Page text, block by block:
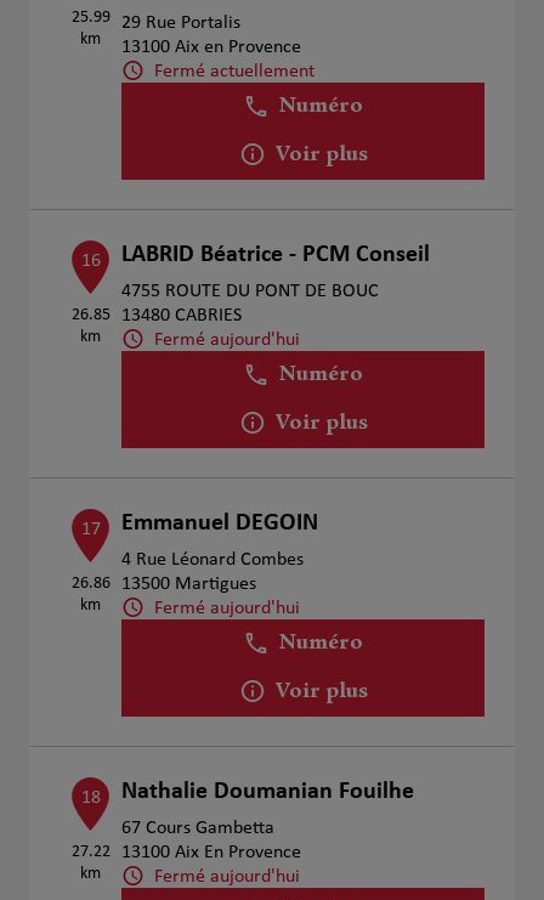
25.99
km
29 Rue Portalis
13100 Aix en Provence
Fermé actuellement
Numéro
Voir plus
16
26.85
km
LABRID Béatrice - PCM Conseil
4755 ROUTE DU PONT DE BOUC
13480 CABRIES
Fermé aujourd'hui
Numéro
Voir plus
17
26.86
km
Emmanuel DEGOIN
4 Rue Léonard Combes
13500 Martigues
Fermé aujourd'hui
Numéro
Voir plus
18
27.22
km
Nathalie Doumanian Fouilhe
67 Cours Gambetta
13100 Aix En Provence
Fermé aujourd'hui